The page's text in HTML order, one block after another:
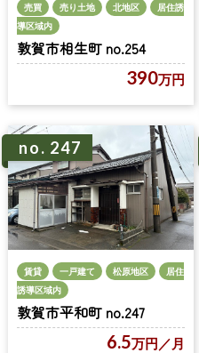
売買 売り土地 北地区
居住誘
導区域内
敦賀市相生町 no.254
390万円
no. 247
賃貸 一戸建て 松原地区
居住
誘導区域内
敦賀市平和町 no.247
6.5万円 ／月